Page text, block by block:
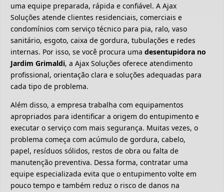
uma equipe preparada, rápida e confiável. A Ajax
Soluções atende clientes residenciais, comerciais e
condomínios com serviço técnico para pia, ralo, vaso
sanitário, esgoto, caixa de gordura, tubulações e redes
internas. Por isso, se você procura uma desentupidora no
Jardim Grimaldi, a Ajax Soluções oferece atendimento
profissional, orientação clara e soluções adequadas para
cada tipo de problema.
Além disso, a empresa trabalha com equipamentos
apropriados para identificar a origem do entupimento e
executar o serviço com mais segurança. Muitas vezes, o
problema começa com acúmulo de gordura, cabelo,
papel, resíduos sólidos, restos de obra ou falta de
manutenção preventiva. Dessa forma, contratar uma
equipe especializada evita que o entupimento volte em
pouco tempo e também reduz o risco de danos na